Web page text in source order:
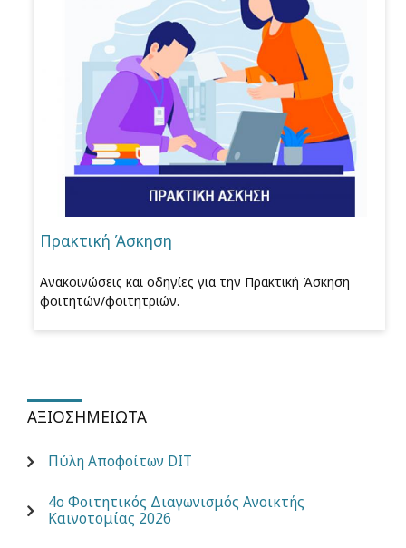
Πρακτική Άσκηση
Ανακοινώσεις και οδηγίες για την Πρακτική Άσκηση
φοιτητών/φοιτητριών.
ΑΞΙΟΣΗΜΕΊΩΤΑ
Πύλη Αποφοίτων DIT
4ο Φοιτητικός Διαγωνισμός Ανοικτής
Καινοτομίας 2026